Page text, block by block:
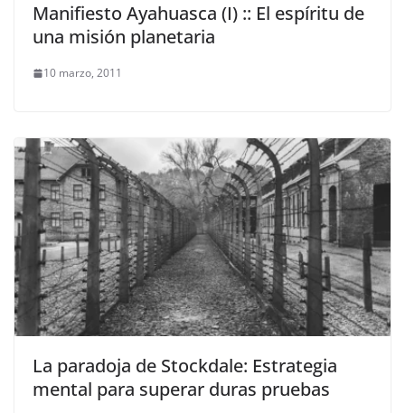
Manifiesto Ayahuasca (I) :: El espíritu de
una misión planetaria
10 marzo, 2011
La paradoja de Stockdale: Estrategia
mental para superar duras pruebas